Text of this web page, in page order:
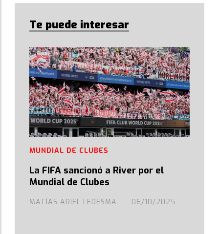
Te puede interesar
La FIFA sancionó a River por el
Mundial de Clubes
MATÍAS ARIEL LEDESMA
MUNDIAL DE CLUBES
06/10/2025